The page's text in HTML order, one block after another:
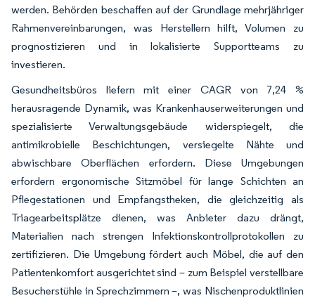
werden. Behörden beschaffen auf der Grundlage mehrjähriger
Rahmenvereinbarungen, was Herstellern hilft, Volumen zu
prognostizieren und in lokalisierte Supportteams zu
investieren.
Gesundheitsbüros liefern mit einer CAGR von 7,24 %
herausragende Dynamik, was Krankenhauserweiterungen und
spezialisierte Verwaltungsgebäude widerspiegelt, die
antimikrobielle Beschichtungen, versiegelte Nähte und
abwischbare Oberflächen erfordern. Diese Umgebungen
erfordern ergonomische Sitzmöbel für lange Schichten an
Pflegestationen und Empfangstheken, die gleichzeitig als
Triagearbeitsplätze dienen, was Anbieter dazu drängt,
Materialien nach strengen Infektionskontrollprotokollen zu
zertifizieren. Die Umgebung fördert auch Möbel, die auf den
Patientenkomfort ausgerichtet sind – zum Beispiel verstellbare
Besucherstühle in Sprechzimmern –, was Nischenproduktlinien